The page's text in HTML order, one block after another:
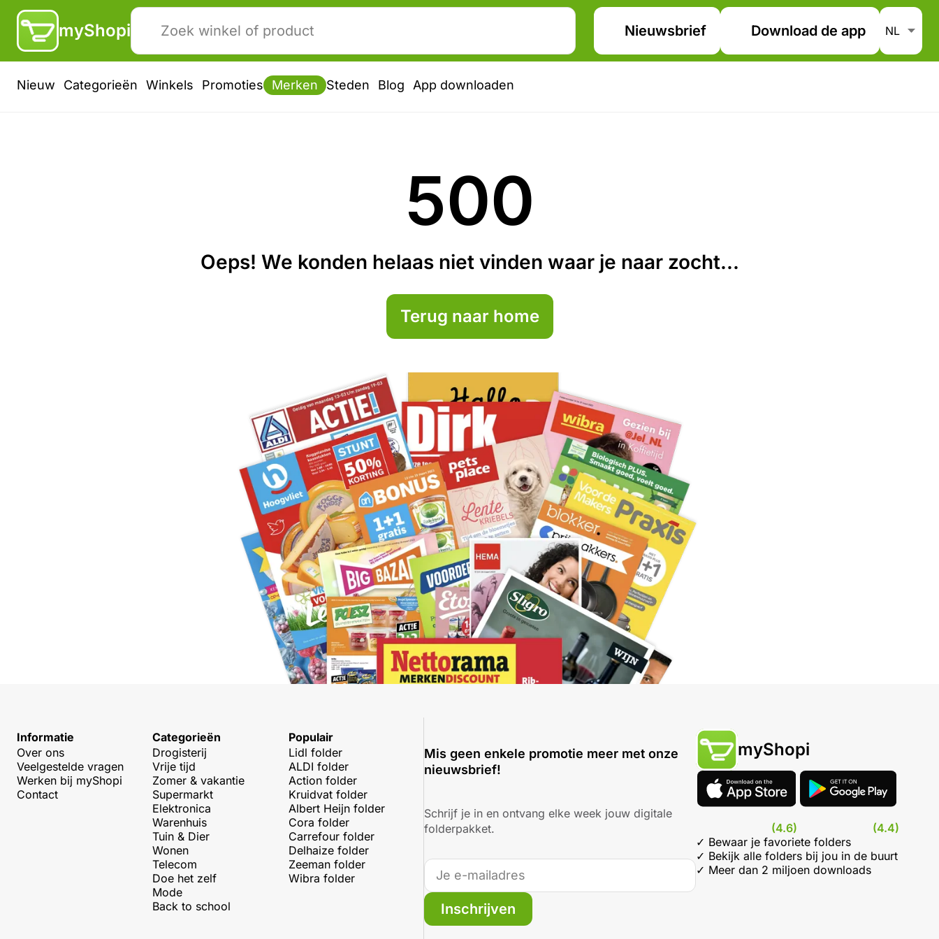
myShopi Nieuwsbrief Download de app
Nieuw Categorieën Winkels Promoties Merken Steden Blog App downloaden
500
Oeps! We konden helaas niet vinden waar je naar zocht...
Terug naar home
Informatie
Over ons
Veelgestelde vragen
Werken bij myShopi
Contact
Categorieën
Drogisterij
Vrije tijd
Zomer & vakantie
Supermarkt
Elektronica
Warenhuis
Tuin & Dier
Wonen
Telecom
Doe het zelf
Mode
Back to school
Populair
Lidl folder
ALDI folder
Action folder
Kruidvat folder
Albert Heijn folder
Cora folder
Carrefour folder
Delhaize folder
Zeeman folder
Wibra folder
Mis geen enkele promotie meer met onze
nieuwsbrief!
Schrijf je in en ontvang elke week jouw digitale
folderpakket.
Inschrijven
myShopi
(4.6)
(4.4)
✓ Bewaar je favoriete folders
✓ Bekijk alle folders bij jou in de buurt
✓ Meer dan 2 miljoen downloads